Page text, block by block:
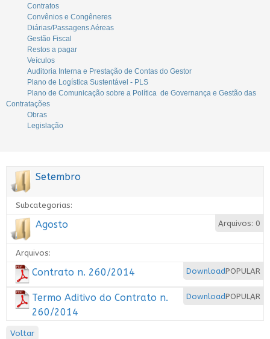
Contratos
Convênios e Congêneres
Diárias/Passagens Aéreas
Gestão Fiscal
Restos a pagar
Veículos
Auditoria Interna e Prestação de Contas do Gestor
Plano de Logística Sustentável - PLS
Plano de Comunicação sobre a Política de Governança e Gestão das
Contratações
Obras
Legislação
Setembro
Subcategorias:
Arquivos: 0
Agosto
Arquivos:
POPULAR
Download
Contrato n. 260/2014
POPULAR
Download
Termo Aditivo do Contrato n.
260/2014
Voltar